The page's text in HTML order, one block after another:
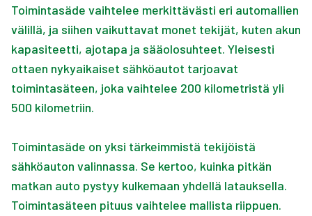
Toimintasäde vaihtelee merkittävästi eri automallien
välillä, ja siihen vaikuttavat monet tekijät, kuten akun
kapasiteetti, ajotapa ja sääolosuhteet. Yleisesti
ottaen nykyaikaiset sähköautot tarjoavat
toimintasäteen, joka vaihtelee 200 kilometristä yli
500 kilometriin.
Toimintasäde on yksi tärkeimmistä tekijöistä
sähköauton valinnassa. Se kertoo, kuinka pitkän
matkan auto pystyy kulkemaan yhdellä latauksella.
Toimintasäteen pituus vaihtelee mallista riippuen.